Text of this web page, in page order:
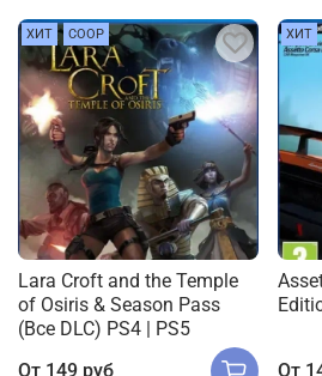
ХИТ COOP
Lara Croft and the Temple
of Osiris & Season Pass
(Все DLC) PS4 | PS5
От 149 руб
ХИТ
От